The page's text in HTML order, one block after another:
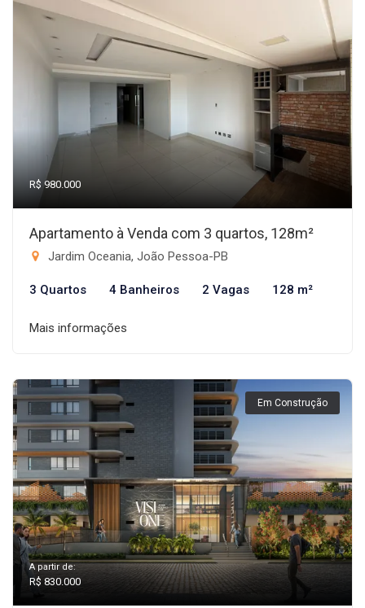
R$ 980.000
Apartamento à Venda com 3 quartos, 128m²
Jardim Oceania, João Pessoa-PB
3 Quartos 4 Banheiros 2 Vagas 128 m²
Mais informações
Em Construção
A partir de:
R$ 830.000